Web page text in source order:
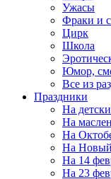
Ужасы
Фраки и
Цирк
Школа
Юмор,
Все из
Праздники
На
На
На
На
На 14
На 23